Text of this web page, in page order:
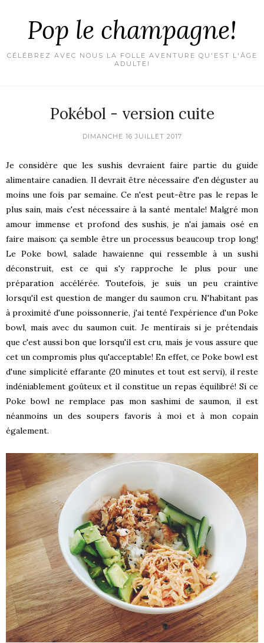
Pop le champagne!
CÉLÉBREZ AVEC NOUS LA FOLLE AVENTURE QU'EST L'ÂGE
ADULTE!
Pokébol - version cuite
DIMANCHE 16 JUILLET 2017
Je considère que les sushis devraient faire partie du guide
alimentaire canadien. Il devrait être nécessaire d'en déguster au
moins une fois par semaine. Ce n'est peut-être pas le repas le
plus sain, mais c'est nécessaire à la santé mentale! Malgré mon
amour immense et profond des sushis, je n'ai jamais osé en
faire maison: ça semble être un processus beaucoup trop long!
Le Poke bowl, salade hawaienne qui ressemble à un sushi
déconstruit, est ce qui s'y rapproche le plus pour une
préparation accélérée. Toutefois, je suis un peu craintive
lorsqu'il est question de manger du saumon cru. N'habitant pas
à proximité d'une poissonnerie, j'ai tenté l'expérience d'un Poke
bowl, mais avec du saumon cuit. Je mentirais si je prétendais
que c'est aussi bon que lorsqu'il est cru, mais je vous assure que
cet un compromis plus qu'acceptable! En effet, ce Poke bowl est
d'une simplicité effarante (20 minutes et tout est servi), il reste
indéniablement goûteux et il constitue un repas équilibré! Si ce
Poke bowl ne remplace pas mon sashimi de saumon, il est
néanmoins un des soupers favoris à moi et à mon copain
également.